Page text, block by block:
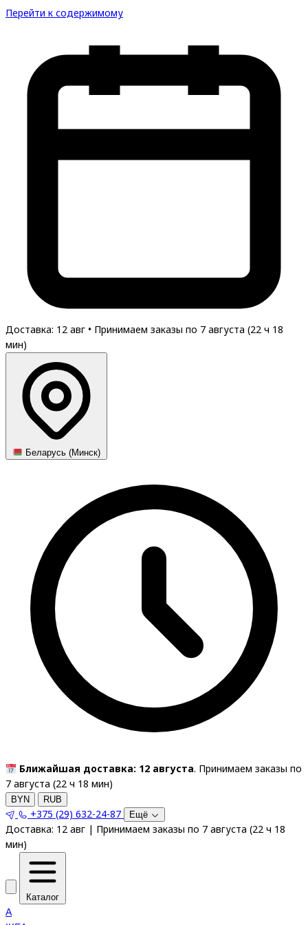
Перейти к содержимому
Доставка: 12 авг • Принимаем заказы по 7 августа (22 ч 18
мин)
Беларусь (Минск)
Ближайшая доставка: 12 августа. Принимаем заказы по
7 августа (22 ч 18 мин)
BYN RUB
+375 (29) 632-24-87 Ещё
Доставка: 12 авг | Принимаем заказы по 7 августа (22 ч 18
мин)
Каталог
A